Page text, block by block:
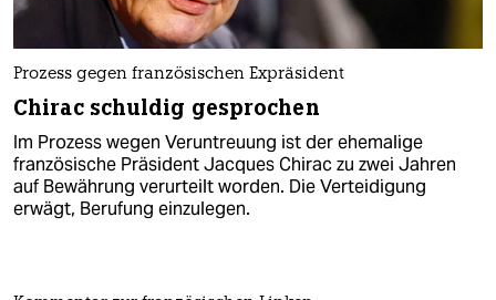
Prozess gegen französischen Expräsident
Chirac schuldig gesprochen
Im Prozess wegen Veruntreuung ist der ehemalige
französische Präsident Jacques Chirac zu zwei Jahren
auf Bewährung verurteilt worden. Die Verteidigung
erwägt, Berufung einzulegen.